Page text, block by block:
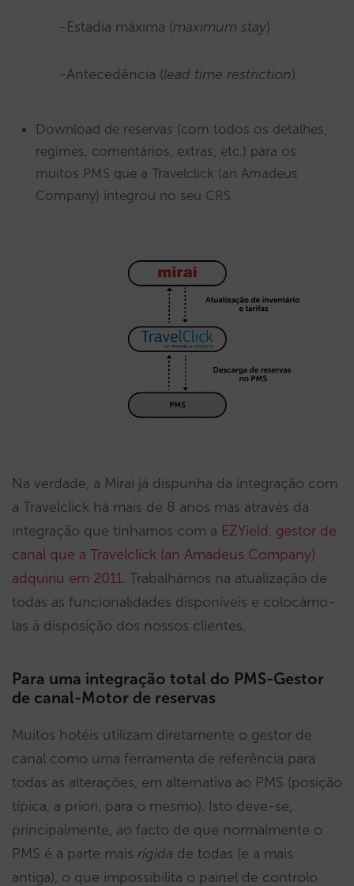
-Estadia máxima (maximum stay)
-Antecedência (lead time restriction)
Download de reservas (com todos os detalhes,
regimes, comentários, extras, etc.) para os
muitos PMS que a Travelclick (an Amadeus
Company) integrou no seu CRS.
Na verdade, a Mirai já dispunha da integração com
a Travelclick há mais de 8 anos mas através da
integração que tínhamos com a EZYield, gestor de
canal que a Travelclick (an Amadeus Company)
adquiriu em 2011. Trabalhámos na atualização de
todas as funcionalidades disponíveis e colocámo-
las à disposição dos nossos clientes.
Para uma integração total do PMS-Gestor
de canal-Motor de reservas
Muitos hotéis utilizam diretamente o gestor de
canal como uma ferramenta de referência para
todas as alterações, em alternativa ao PMS (posição
típica, a priori, para o mesmo). Isto deve-se,
principalmente, ao facto de que normalmente o
PMS é a parte mais rígida de todas (e a mais
antiga), o que impossibilita o painel de controlo